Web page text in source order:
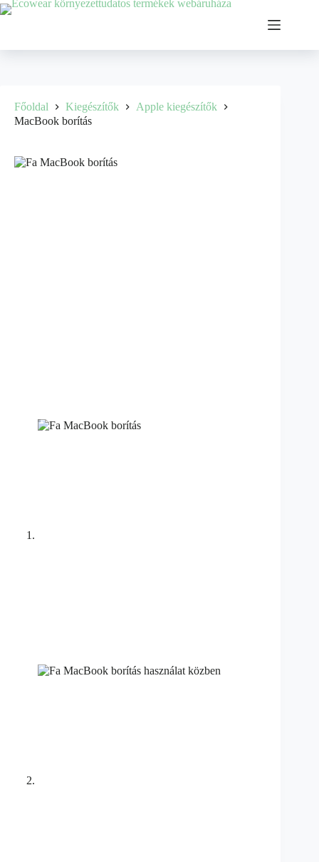
Főoldal Kiegészítők
Apple kiegészítők
MacBook borítás